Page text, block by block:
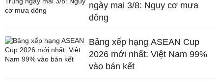
ngày mai 3/8: Nguy cơ mưa
dông
Bảng xếp hạng ASEAN Cup
2026 mới nhất: Việt Nam 99%
vào bán kết